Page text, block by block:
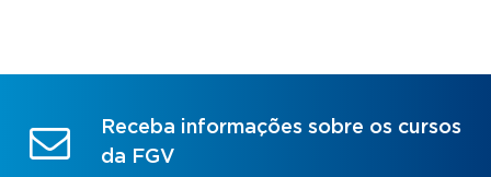
Receba informações sobre os cursos
da FGV